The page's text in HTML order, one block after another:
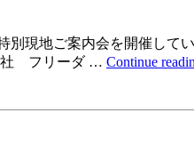
別現地ご案内会を開催し
社 フリーダ … Continue